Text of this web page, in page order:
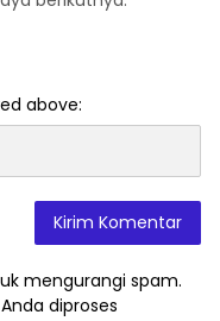
above:
mengurangi spam.
diproses